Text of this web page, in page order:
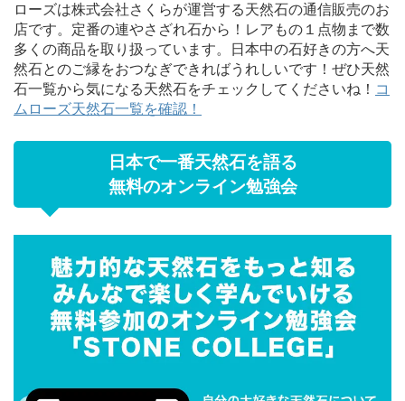
ローズは株式会社さくらが運営する天然石の通信販売のお
店です。定番の連やさざれ石から！レアもの１点物まで数
多くの商品を取り扱っています。日本中の石好きの方へ天
然石とのご縁をおつなぎできればうれしいです！ぜひ天然
石一覧から気になる天然石をチェックしてくださいね！ コ
ムローズ天然石一覧を確認！
日本で一番天然石を語る
無料のオンライン勉強会